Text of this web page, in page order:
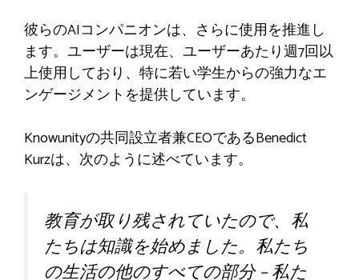
彼らのAIコンパニオンは、さらに使用を推進し
ます。ユーザーは現在、ユーザーあたり週7回以
上使用しており、特に若い学生からの強力なエ
ンゲージメントを提供しています。
Knowunityの共同設立者兼CEOであるBenedict
Kurzは、次のように述べています。
教育が取り残されていたので、私
たちは知識を始めました。私たち
の生活の他のすべての部分 – 私た